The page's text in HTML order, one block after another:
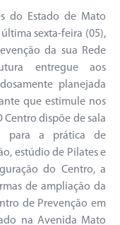
do Estado de Mato
sexta-feira (05),
da sua Rede
entregue aos
planejada
que estimule nos
Centro dispõe de sala
para a prática de
estúdio de Pilates e
do Centro, a
de ampliação da
de Prevenção em
na Avenida Mato